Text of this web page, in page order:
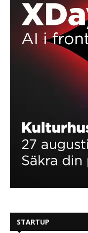
STARTUP